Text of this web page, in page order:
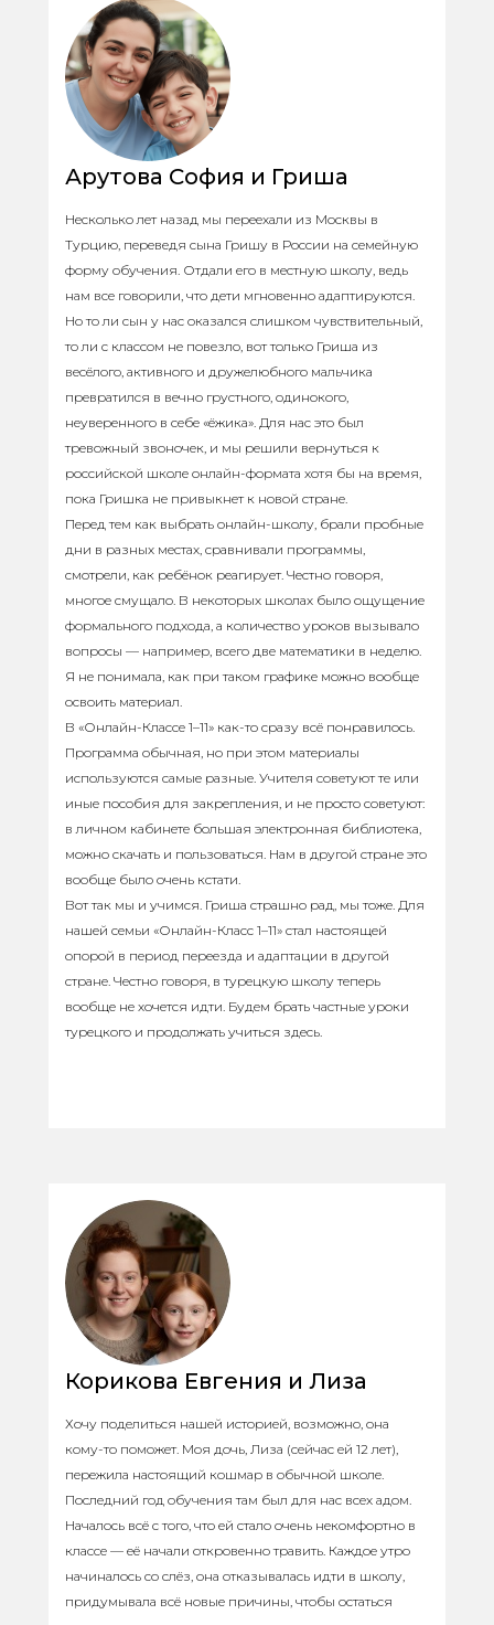
Арутова София и Гриша
Несколько лет назад мы переехали из Москвы в
Турцию, переведя сына Гришу в России на семейную
форму обучения. Отдали его в местную школу, ведь
нам все говорили, что дети мгновенно адаптируются.
Но то ли сын у нас оказался слишком чувствительный,
то ли с классом не повезло, вот только Гриша из
весёлого, активного и дружелюбного мальчика
превратился в вечно грустного, одинокого,
неуверенного в себе «ёжика». Для нас это был
тревожный звоночек, и мы решили вернуться к
российской школе онлайн-формата хотя бы на время,
пока Гришка не привыкнет к новой стране.
Перед тем как выбрать онлайн-школу, брали пробные
дни в разных местах, сравнивали программы,
смотрели, как ребёнок реагирует. Честно говоря,
многое смущало. В некоторых школах было ощущение
формального подхода, а количество уроков вызывало
вопросы — например, всего две математики в неделю.
Я не понимала, как при таком графике можно вообще
освоить материал.
В «Онлайн-Классе 1–11» как-то сразу всё понравилось.
Программа обычная, но при этом материалы
используются самые разные. Учителя советуют те или
иные пособия для закрепления, и не просто советуют:
в личном кабинете большая электронная библиотека,
можно скачать и пользоваться. Нам в другой стране это
вообще было очень кстати.
Вот так мы и учимся. Гриша страшно рад, мы тоже. Для
нашей семьи «Онлайн-Класс 1–11» стал настоящей
опорой в период переезда и адаптации в другой
стране. Честно говоря, в турецкую школу теперь
вообще не хочется идти. Будем брать частные уроки
турецкого и продолжать учиться здесь.
Корикова Евгения и Лиза
Хочу поделиться нашей историей, возможно, она
кому-то поможет. Моя дочь, Лиза (сейчас ей 12 лет),
пережила настоящий кошмар в обычной школе.
Последний год обучения там был для нас всех адом.
Началось всё с того, что ей стало очень некомфортно в
классе — её начали откровенно травить. Каждое утро
начиналось со слёз, она отказывалась идти в школу,
придумывала всё новые причины, чтобы остаться